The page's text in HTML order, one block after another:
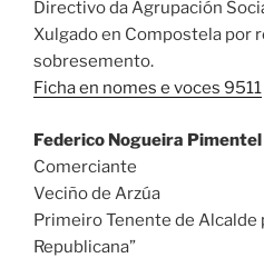
Directivo da Agrupación
Xulgado en Compostela por
sobresemento.
Ficha en nomes e voces 9511
Federico Nogueira Pimentel
Comerciante
Veciño de Arzúa
Primeiro Tenente de Alcalde
Republicana”